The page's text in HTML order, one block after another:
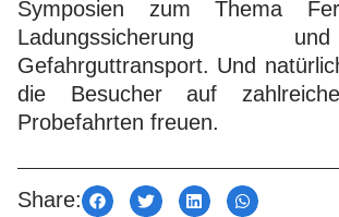
Symposien zum Thema
Ladungssicherung
Gefahrguttransport. Und
die Besucher auf
Probefahrten freuen.
Share: